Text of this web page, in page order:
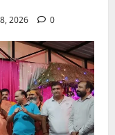
2026 0